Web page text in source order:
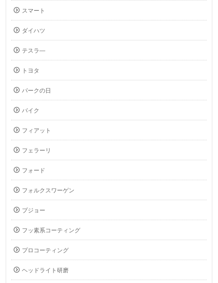
スマート
ダイハツ
テスラ―
トヨタ
パークの日
バイク
フィアット
フェラーリ
フォード
フォルクスワーゲン
プジョー
フッ素系コーティング
プロコーティング
ヘッドライト研磨